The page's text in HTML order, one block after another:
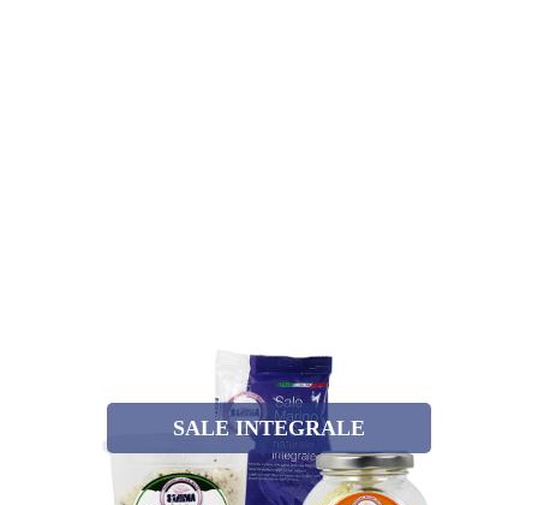
SALE INTEGRALE